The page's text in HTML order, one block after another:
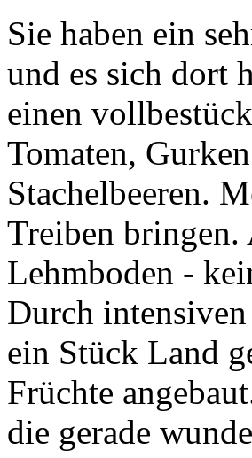
Sie haben ein
und es sich dort
einen
Tomaten,
Stachelbeeren.
Treiben bringen.
Lehmboden -
Durch
ein Stück Land
Früchte
die gerade